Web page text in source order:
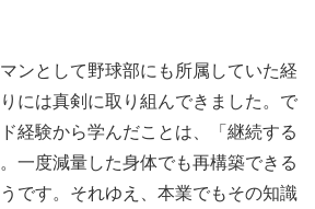
ンとして野球部にも所属していた経
には真剣に取り組んできました。で
経験から学んだことは、「継続する
一度減量した身体でも再構築できる
です。それゆえ、本業でもその知識